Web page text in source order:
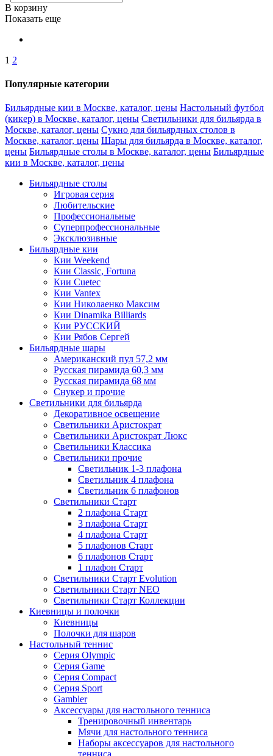
В корзину
Показать еще
1 2
Популярные категории
Бильярдные кии в Москве, каталог, цены Настольный футбол
(кикер) в Москве, каталог, цены Светильники для бильярда в
Москве, каталог, цены Сукно для бильярдных столов в
Москве, каталог, цены Шары для бильярда в Москве, каталог,
цены Бильярдные столы в Москве, каталог, цены Бильярдные
кии в Москве, каталог, цены
Бильярдные столы
Игровая серия
Любительские
Профессиональные
Суперпрофессиональные
Эксклюзивные
Бильярдные кии
Кии Weekend
Кии Classic, Fortuna
Кии Cuetec
Кии Vantex
Кии Николаенко Максим
Кии Dinamika Billiards
Кии РУССКИЙ
Кии Рябов Сергей
Бильярдные шары
Американский пул 57,2 мм
Русская пирамида 60,3 мм
Русская пирамида 68 мм
Снукер и прочие
Светильники для бильярда
Декоративное освещение
Светильники Аристократ
Светильники Аристократ Люкс
Светильники Классика
Светильники прочие
Светильник 1-3 плафона
Светильник 4 плафона
Светильник 6 плафонов
Светильники Старт
2 плафона Старт
3 плафона Старт
4 плафона Старт
5 плафонов Старт
6 плафонов Старт
1 плафон Старт
Светильники Старт Evolution
Светильники Старт NEO
Светильники Старт Коллекции
Киевницы и полочки
Киевницы
Полочки для шаров
Настольный теннис
Серия Olympic
Серия Game
Серия Compact
Серия Sport
Gambler
Аксессуары для настольного тенниса
Тренировочный инвентарь
Мячи для настольного тенниса
Наборы аксессуаров для настольного